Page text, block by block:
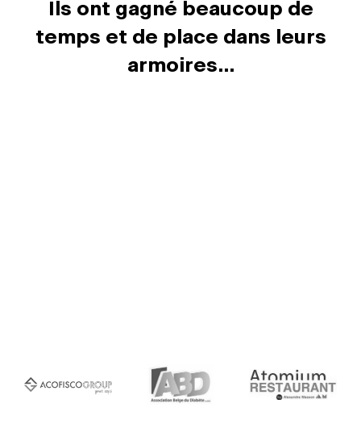
Ils ont gagné beaucoup de
temps et de place dans leurs
armoires...